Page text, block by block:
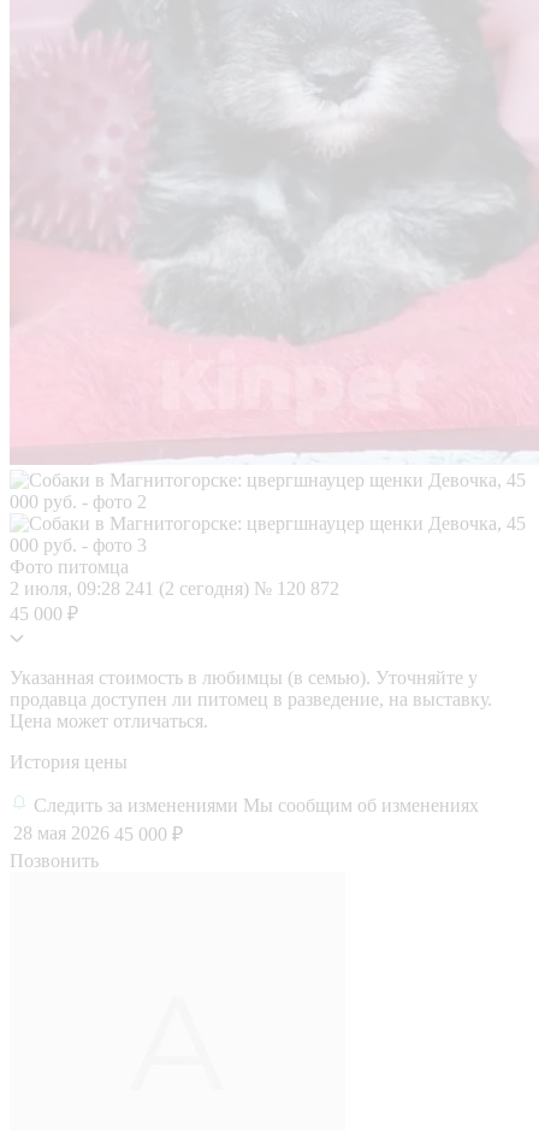
Фото питомца
2 июля, 09:28 241 (2 сегодня) № 120 872
45 000 ₽
Указанная стоимость в любимцы (в семью). Уточняйте у
продавца доступен ли питомец в разведение, на выставку.
Цена может отличаться.
История цены
Следить за изменениями Мы сообщим об изменениях
28 мая 2026 45 000 ₽
Позвонить